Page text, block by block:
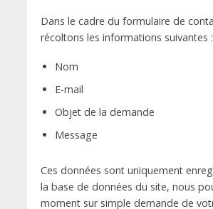
Dans le cadre du formulaire de
récoltons les informations suivantes :
Nom
E-mail
Objet de la demande
Message
Ces données sont uniquement
la base de données du site, nous
moment sur simple demande de